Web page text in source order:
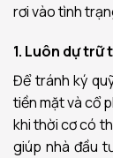
rơi vào tình
1. Luôn dự trữ
Để tránh ký
tiền mặt và cổ
khi thời cơ có
giúp nhà đầu